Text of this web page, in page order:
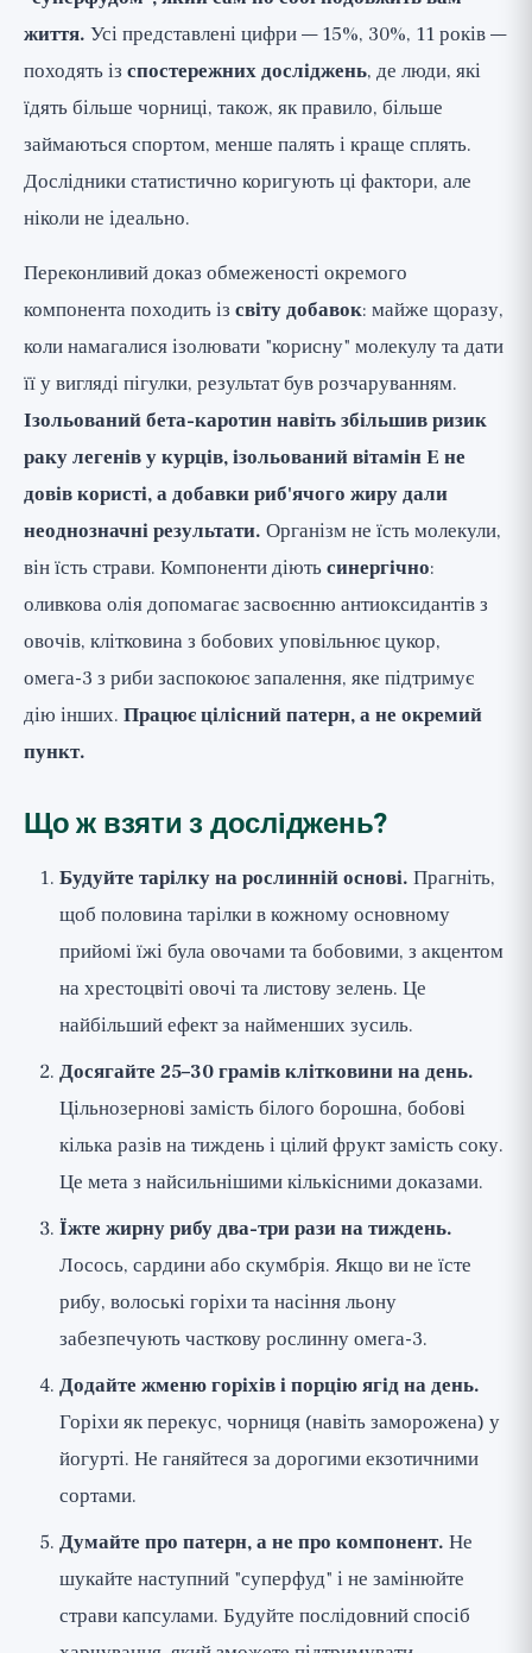
життя. Усі представлені цифри — 15%, 30%, 11 років —
походять із спостережних досліджень, де люди, які
їдять більше чорниці, також, як правило, більше
займаються спортом, менше палять і краще сплять.
Дослідники статистично коригують ці фактори, але
ніколи не ідеально.
Переконливий доказ обмеженості окремого
компонента походить із світу добавок: майже щоразу,
коли намагалися ізолювати "корисну" молекулу та дати
її у вигляді пігулки, результат був розчаруванням.
Ізольований бета-каротин навіть збільшив ризик
раку легенів у курців, ізольований вітамін E не
довів користі, а добавки риб'ячого жиру дали
неоднозначні результати. Організм не їсть молекули,
він їсть страви. Компоненти діютьсинергічно:
оливкова олія допомагає засвоєнню антиоксидантів з
овочів, клітковина з бобових уповільнює цукор,
омега-3 з риби заспокоює запалення, яке підтримує
дію інших. Працює цілісний патерн, а не окремий
пункт.
Що ж взяти з досліджень?
Будуйте тарілку на рослинній основі. Прагніть,
щоб половина тарілки в кожному основному
прийомі їжі була овочами та бобовими, з акцентом
на хрестоцвіті овочі та листову зелень. Це
найбільший ефект за найменших зусиль.
Досягайте 25–30 грамів клітковини на день.
Цільнозернові замість білого борошна, бобові
кілька разів на тиждень і цілий фрукт замість соку.
Це мета з найсильнішими кількісними доказами.
Їжте жирну рибу два-три рази на тиждень.
Лосось, сардини або скумбрія. Якщо ви не їсте
рибу, волоські горіхи та насіння льону
забезпечують часткову рослинну омега-3.
Додайте жменю горіхів і порцію ягід на день.
Горіхи як перекус, чорниця (навіть заморожена) у
йогурті. Не ганяйтеся за дорогими екзотичними
сортами.
Думайте про патерн, а не про компонент. Не
шукайте наступний "суперфуд" і не замінюйте
страви капсулами. Будуйте послідовний спосіб